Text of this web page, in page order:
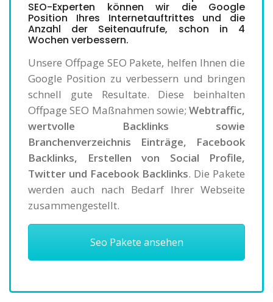
SEO-Experten können wir die Google
Position Ihres Internetauftrittes und die
Anzahl der Seitenaufrufe, schon in 4
Wochen verbessern.
Unsere Offpage SEO Pakete, helfen Ihnen die
Google Position zu verbessern und bringen
schnell gute Resultate. Diese beinhalten
Offpage SEO Maßnahmen sowie; Webtraffic,
wertvolle Backlinks sowie
Branchenverzeichnis Einträge, Facebook
Backlinks, Erstellen von Social Profile,
Twitter und Facebook Backlinks. Die Pakete
werden auch nach Bedarf Ihrer Webseite
zusammengestellt.
Seo Pakete ansehen